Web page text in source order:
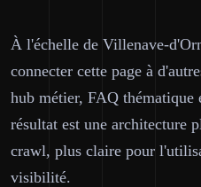
À l'échelle de Villenave-
connecter cette page à
hub métier, FAQ thématique
résultat est une architecture
crawl, plus claire pour
visibilité.